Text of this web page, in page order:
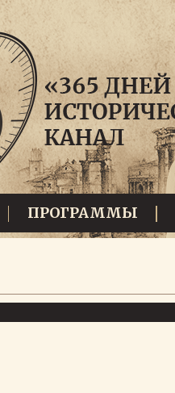
ПРОГРАММЫ